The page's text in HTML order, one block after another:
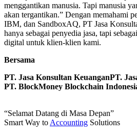
menggantikan manusia. Tapi manusia
akan tergantikan.” Dengan memahami
IBM, dan SandboxAQ, PT Jasa
hanya sebagai penyedia jasa, tapi
digital untuk klien-klien kami.
Bersama
PT. Jasa Konsultan KeuanganPT.
PT. BlockMoney Blockchain
“Selamat Datang di Masa Depan”
Smart Way to Accounting Solutions